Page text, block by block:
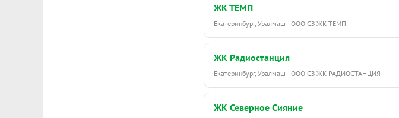
ЖК ТЕМП
Екатеринбург, Уралмаш · ООО СЗ ЖК ТЕМП
ЖК Радиостанция
Екатеринбург, Уралмаш · ООО СЗ ЖК РАДИОСТАНЦИЯ
ЖК Северное Сияние